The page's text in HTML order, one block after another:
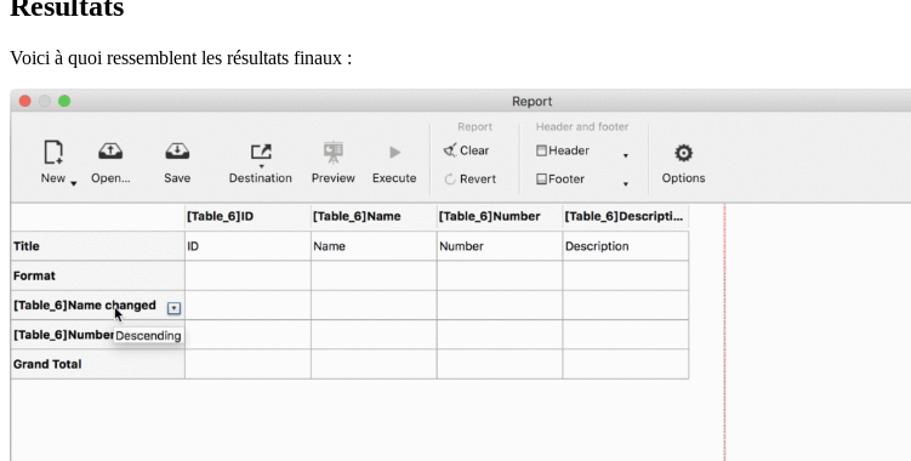
Résultats
Voici à quoi ressemblent les résultats finaux :